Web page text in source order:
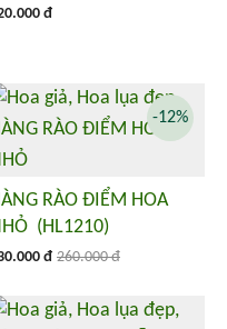
đ
RÀO ĐIỂM HOA
(HL1210)
đ 260.000 đ
-12%